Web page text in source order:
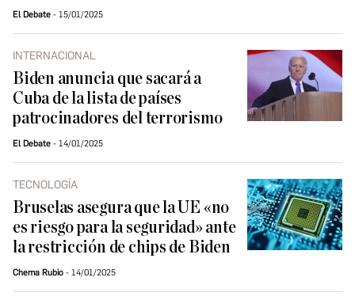
El Debate 15/01/2025
INTERNACIONAL
Biden anuncia que sacará a
Cuba de la lista de países
patrocinadores del terrorismo
El Debate 14/01/2025
TECNOLOGÍA
Bruselas asegura que la UE «no
es riesgo para la seguridad» ante
la restricción de chips de Biden
Chema Rubio 14/01/2025